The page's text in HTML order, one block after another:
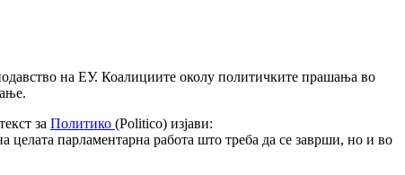
на ЕУ. Коалициите околу политичките прашања во
за Политико (Politico) изјави:
парламентарна работа што треба да се заврши, но и во